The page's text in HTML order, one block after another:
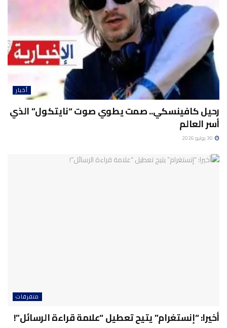
أخبار
رحيل كافينسكي.. صمت يطوي صوت “نايتكول” الذي
أسر العالم
متفرقات
أخيرا: “إنستغرام” يتيح تعطيل “علامة قراءة الرسائل”!